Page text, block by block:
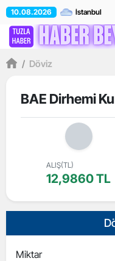
10.08.2026
/ Döviz
BAE Dirhemi
ALIŞ(TL)
12,9860 TL
Miktar